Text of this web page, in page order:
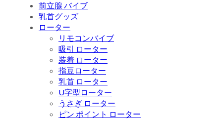
前立腺 バイブ
乳首グッズ
ローター
リモコンバイブ
吸引 ローター
装着 ローター
指豆ローター
乳首 ローター
U字型ローター
うさぎ ローター
ピン ポイント ローター